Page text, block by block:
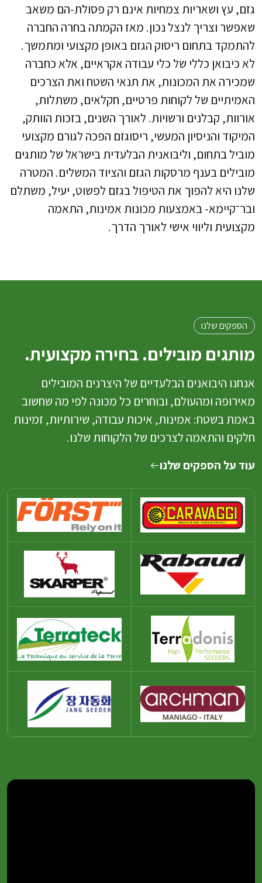
גזם, עץ ושאריות צמחיות אינם רק פסולת-הם משאב
שאפשר וצריך לנצל נכון. מאז הקמתה בחרה החברה
להתמקד בתחום ריסוק הגזם באופן מקצועי ומתמשך.
לא כיבואן כללי של כלי עבודה אקראיים, אלא כחברה
שמכירה את המכונות, את תנאי השטח ואת הצרכים
האמיתיים של לקוחות פרטיים, חקלאים, משתלות,
אורוות, קבלנים ורשויות. לאורך השנים, בזכות הוותק,
המיקוד והניסיון המעשי, ריסוגזם הפכה לגורם מקצועי
מוביל בתחום, וליבואנית הבלעדית בישראל של מותגים
מובילים בענף מרסקות הגזם והציוד המשלים. המטרה
שלנו היא להפוך את הטיפול בגזם לפשוט, יעיל, משתלם
ובר־קיימא- באמצעות מכונות אמינות, התאמה
מקצועית וליווי אישי לאורך הדרך.
הספקים שלנו
מותגים מובילים. בחירה מקצועית.
אנחנו היבואנים הבלעדיים של היצרנים המובילים
מאירופה ומהעולם, ובוחרים כל מכונה לפי מה שחשוב
באמת בשטח: אמינות, איכות עבודה, שירותיות, זמינות
חלקים והתאמה לצרכים של הלקוחות שלנו.
עוד על הספקים שלנו